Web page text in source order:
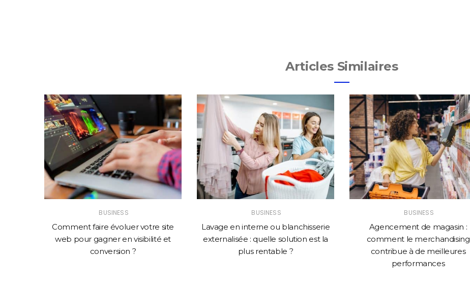
Articles Similaires
BUSINESS
Comment faire évoluer votre site
web pour gagner en visibilité et
conversion ?
BUSINESS
Lavage en interne ou blanchisserie
externalisée : quelle solution est la
plus rentable ?
BUSINESS
Agencement de magasin :
comment le merchandising
contribue à de meilleures
performances